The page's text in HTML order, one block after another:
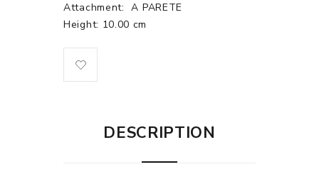
Attachment:
A PARETE
Height: 10.00 cm
DESCRIPTION